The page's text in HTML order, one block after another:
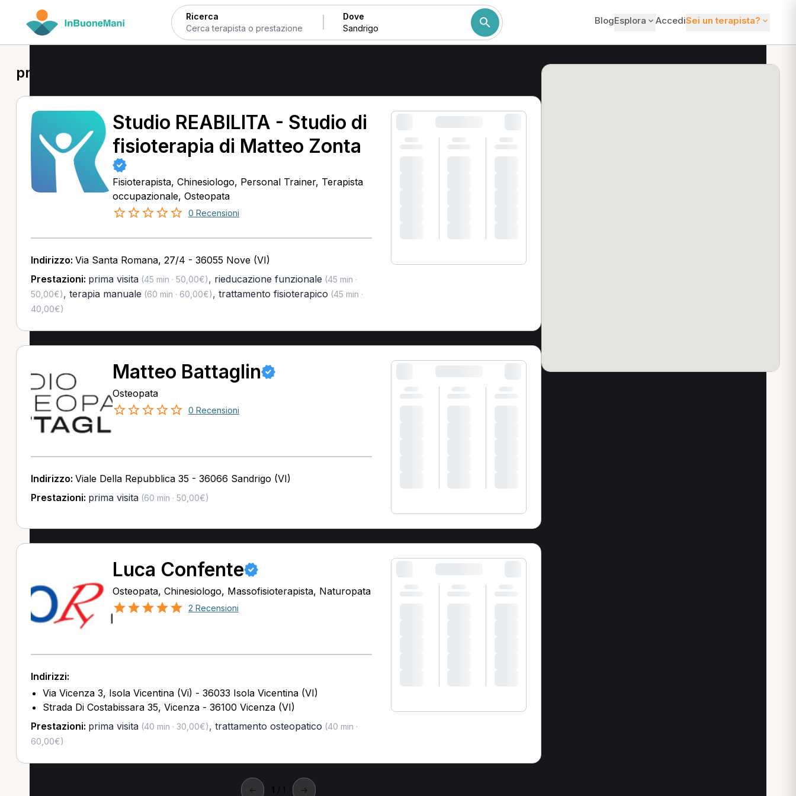
Ricerca Dove BlogEsplora AccediSei un terapista?
prima visita a Sandrigo
Studio REABILITA - Studio di
fisioterapia di Matteo Zonta
Fisioterapista, Chinesiologo, Personal Trainer, Terapista
occupazionale, Osteopata
0 Recensioni
Indirizzo: Via Santa Romana, 27/4 - 36055 Nove (VI)
Prestazioni: prima visita(45 min · 50,00€), rieducazione funzionale (45 min ·
50,00€), terapia manuale (60 min · 60,00€), trattamento fisioterapico (45 min ·
40,00€)
Matteo Battaglin
Osteopata
0 Recensioni
Indirizzo: Viale Della Repubblica 35 - 36066 Sandrigo (VI)
Prestazioni: prima visita(60 min · 50,00€)
Luca Confente
Osteopata, Chinesiologo, Massofisioterapista, Naturopata
2 Recensioni
Indirizzi:
Via Vicenza 3, Isola Vicentina (Vi) - 36033 Isola Vicentina (VI)
Strada Di Costabissara 35, Vicenza - 36100 Vicenza (VI)
Prestazioni: prima visita(40 min · 30,00€), trattamento osteopatico (40 min ·
60,00€)
← 1 / 1 →